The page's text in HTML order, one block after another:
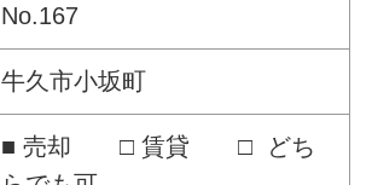
No.167
牛久市小坂町
■ 売却 □ 賃貸 □ どち